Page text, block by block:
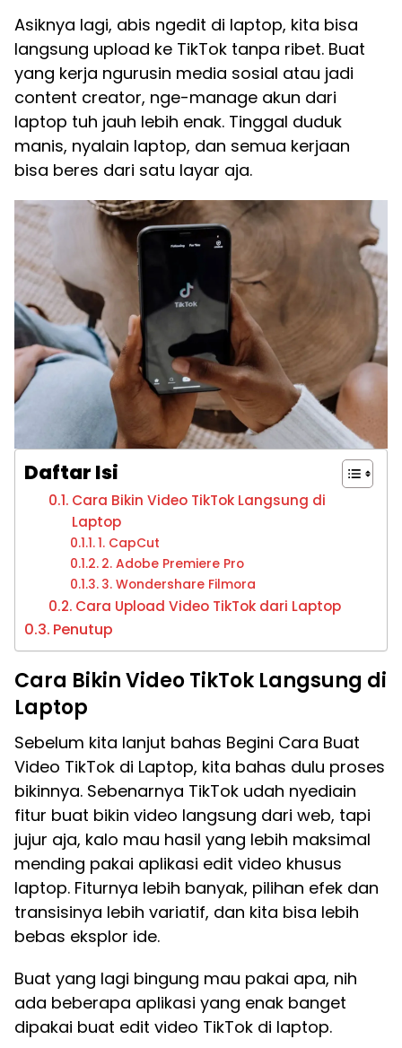
Asiknya lagi, abis ngedit di laptop, kita bisa
langsung upload ke TikTok tanpa ribet. Buat
yang kerja ngurusin media sosial atau jadi
content creator, nge-manage akun dari
laptop tuh jauh lebih enak. Tinggal duduk
manis, nyalain laptop, dan semua kerjaan
bisa beres dari satu layar aja.
Daftar Isi
Cara Bikin Video TikTok Langsung di
Laptop
1. CapCut
2. Adobe Premiere Pro
3. Wondershare Filmora
Cara Upload Video TikTok dari Laptop
Penutup
Cara Bikin Video TikTok Langsung di
Laptop
Sebelum kita lanjut bahas Begini Cara Buat
Video TikTok di Laptop, kita bahas dulu proses
bikinnya. Sebenarnya TikTok udah nyediain
fitur buat bikin video langsung dari web, tapi
jujur aja, kalo mau hasil yang lebih maksimal
mending pakai aplikasi edit video khusus
laptop. Fiturnya lebih banyak, pilihan efek dan
transisinya lebih variatif, dan kita bisa lebih
bebas eksplor ide.
Buat yang lagi bingung mau pakai apa, nih
ada beberapa aplikasi yang enak banget
dipakai buat edit video TikTok di laptop.